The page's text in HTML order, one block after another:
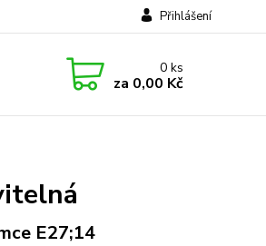
Přihlášení
0ks
za 0,00 Kč
E27;14